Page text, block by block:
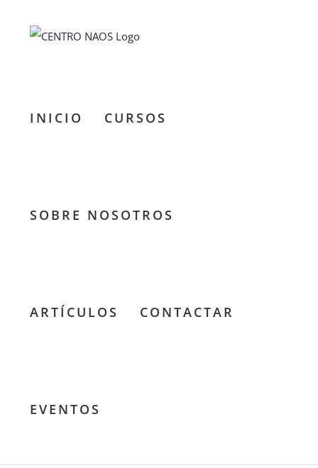
INICIO CURSOS
SOBRE NOSOTROS
ARTÍCULOS CONTACTAR
EVENTOS